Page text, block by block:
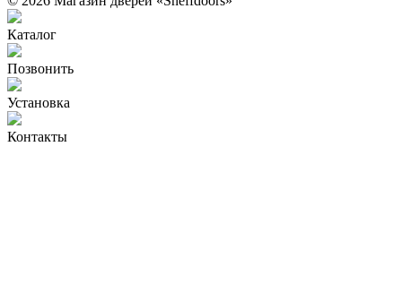
Каталог
Позвонить
Установка
Контакты